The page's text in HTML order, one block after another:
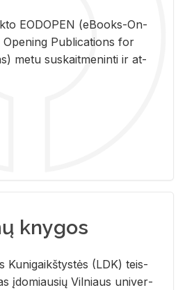
EO­DO­PEN (eBo­oks-On-
Pub­li­ca­tions for
metu su­skait­me­nin­ti ir at­
knygos
Ku­ni­gaikš­tys­tės (LDK) teis­
įdo­miau­sių Vil­niaus uni­ver­